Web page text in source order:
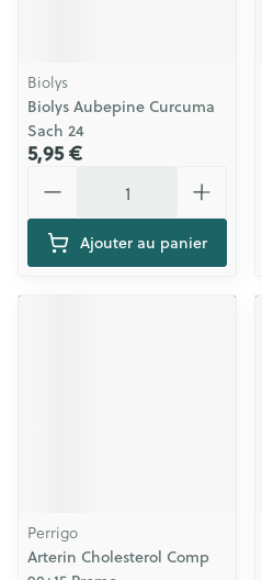
Biolys
Biolys Aubepine Curcuma
Sach 24
5,95 €
Ajouter au panier
Perrigo
Arterin Cholesterol Comp